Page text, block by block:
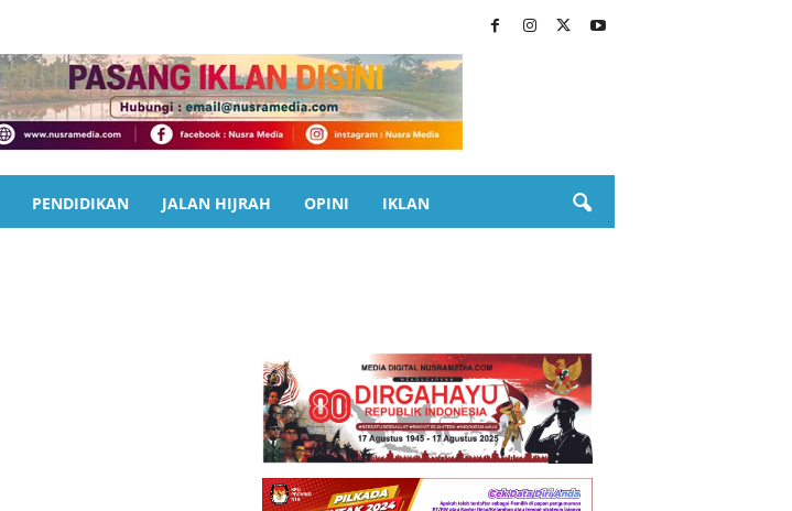
PENDIDIKAN JALAN HIJRAH OPINI IKLAN